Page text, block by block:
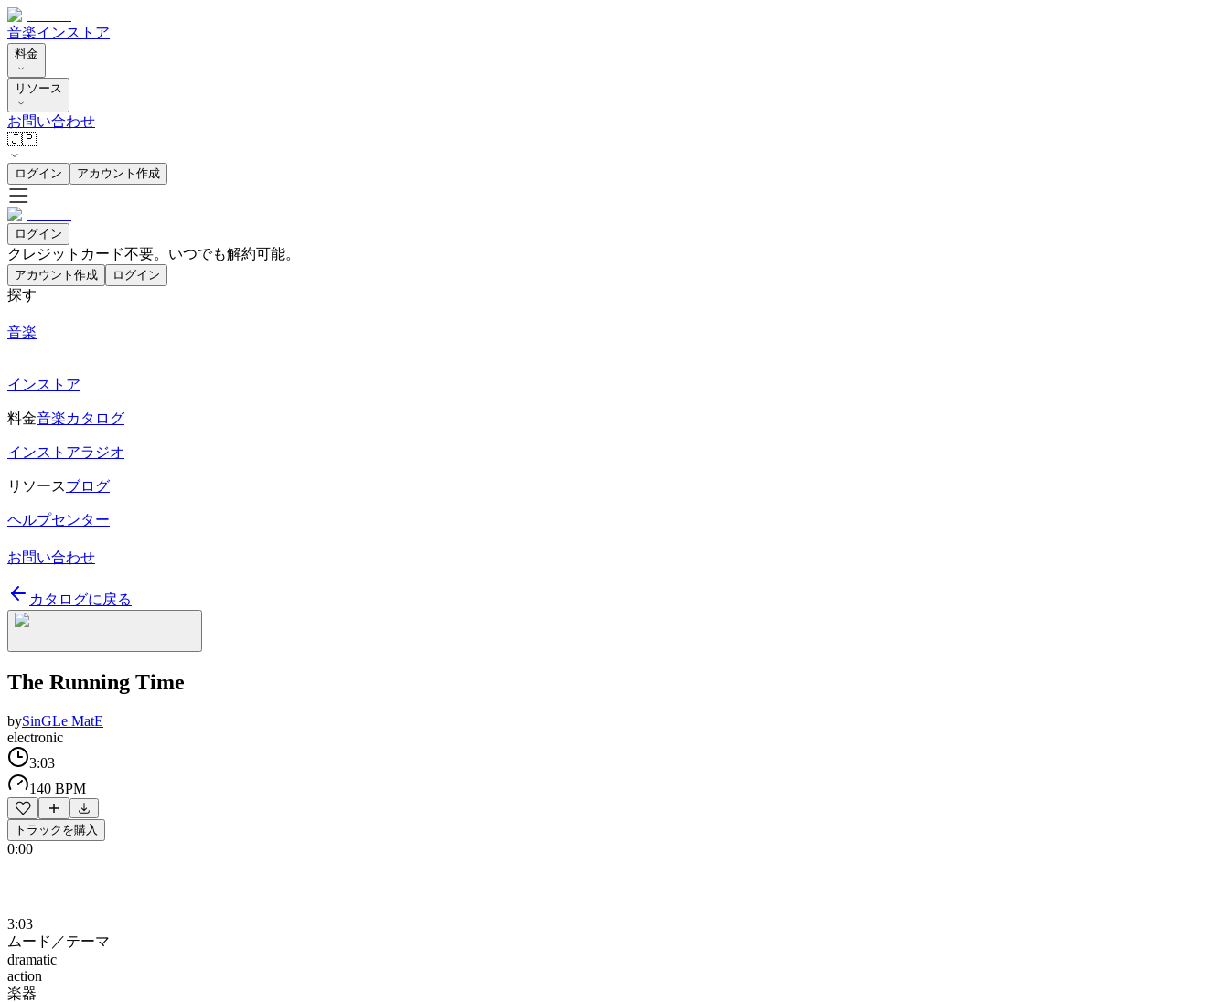
音楽インストア
料金
リソース
お問い合わせ
🇯🇵
ログイン アカウント作成
ログイン
クレジットカード不要。いつでも解約可能。
アカウント作成 ログイン
探す
音楽
インストア
料金音楽カタログ
インストアラジオ
リソースブログ
ヘルプセンター
お問い合わせ
カタログに戻る
The Running Time
bySinGLe MatE
electronic
3:03
140 BPM
トラックを購入
0:00
3:03
ムード／テーマ
dramatic
action
楽器